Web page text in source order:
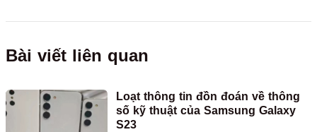
Bài viết liên quan
Loạt thông tin đồn đoán về thông
số kỹ thuật của Samsung Galaxy
S23